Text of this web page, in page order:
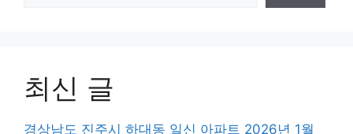
최신 글
경상남도 진주시 하대동 일신 아파트 2026년 1월